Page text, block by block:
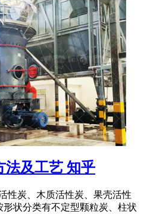
法及工艺 知乎
性炭、木质活性炭、果壳活性
状分类有不定型颗粒炭、柱状